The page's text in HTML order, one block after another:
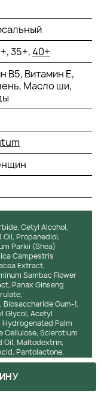
и увлажняет
поколения с
эффективную
старения
сходным с
с ретиноидным
текстуру кожи,
и эластичность
вид
избавиться от
мгновенно
с экстрактом
кожу и
выработке
глаз и заметно
провитамин B5 и
и увлажняют
35+,40+
В5, Витамин Е,
Масло ши,
Cetyl Alcohol,
Propanediol,
Parkii (Shea)
Campestris
Extract,
Sambac Flower
Panax Ginseng
Gum-1,
Glycol, Acetyl
Palm
Cellulose, Sclerotium
Oil, Maltodextrin,
Pantolactone,